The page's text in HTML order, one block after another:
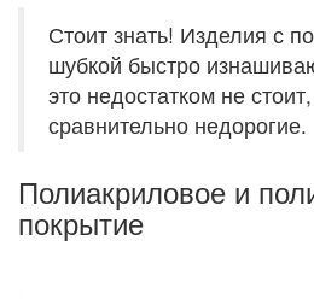
Стоит знать! Изделия с
шубкой быстро
это недостатком не
сравнительно недорогие.
Полиакриловое и
покрытие